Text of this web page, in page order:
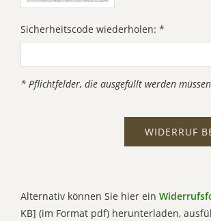
Sicherheitscode wiederholen: *
* Pflichtfelder, die ausgefüllt werden
Alternativ können Sie hier ein
KB] (im Format pdf) herunterladen,